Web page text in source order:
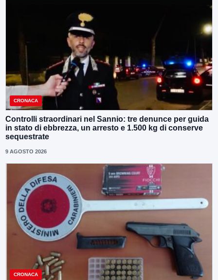
CRONACA
Controlli straordinari nel Sannio: tre denunce per guida
in stato di ebbrezza, un arresto e 1.500 kg di conserve
sequestrate
9 AGOSTO 2026
CRONACA